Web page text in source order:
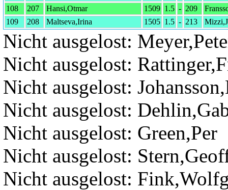
108
207 Hansi,Otmar 1509 1.5 - 209
109
208 Maltseva,Irina 1505 1.5 - 213
Nicht ausgelost:
Nicht ausgelost:
Nicht ausgelost:
Nicht ausgelost:
Nicht ausgelost: Green,Per
Nicht ausgelost:
Nicht ausgelost: